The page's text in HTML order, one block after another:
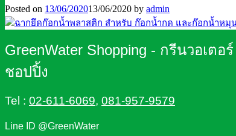
Posted on 13/06/202013/06/2020 by admin
GreenWater Shopping - กรีนวอเตอร์
ชอปปิ้ง
Tel : 02-611-6069, 081-957-9579
Line ID @GreenWater